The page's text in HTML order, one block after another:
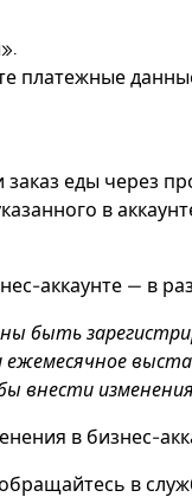
платежные
заказ еды через
в
аккаунте — в
быть
внести
в бизнес-
в